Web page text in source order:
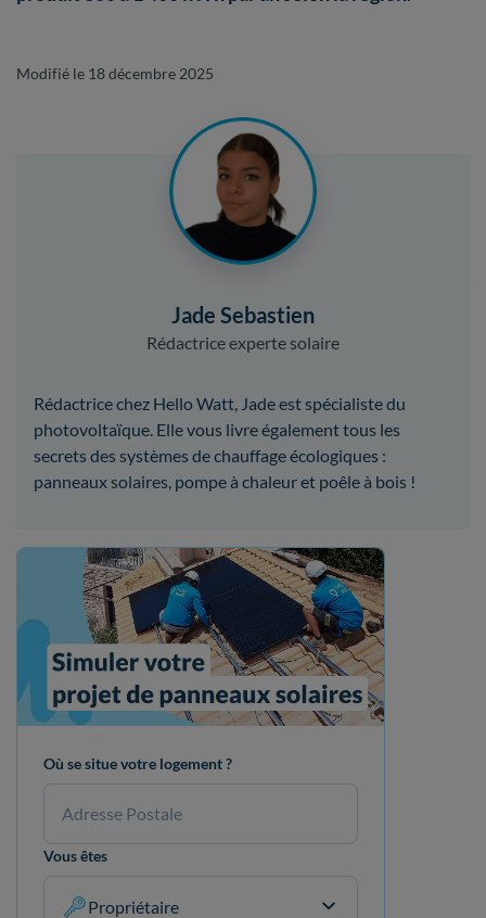
Où se situe votre logement ?
Vous êtes
Propriétaire
Modifié le 18 décembre 2025
Jade Sebastien
Rédactrice experte solaire
Rédactrice chez Hello Watt, Jade est spécialiste du
photovoltaïque. Elle vous livre également tous les
secrets des systèmes de chauffage écologiques :
panneaux solaires, pompe à chaleur et poêle à bois !